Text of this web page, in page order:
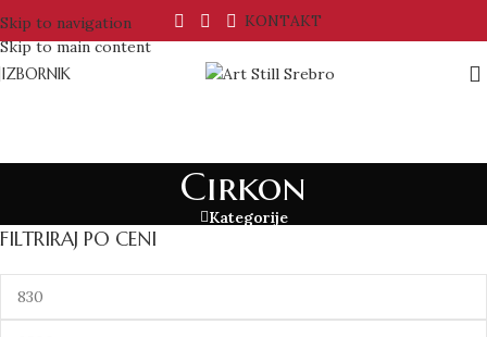
Skip to navigation
Skip to main content
KONTAKT
IZBORNIK
Cirkon
Kategorije
FILTRIRAJ PO CENI